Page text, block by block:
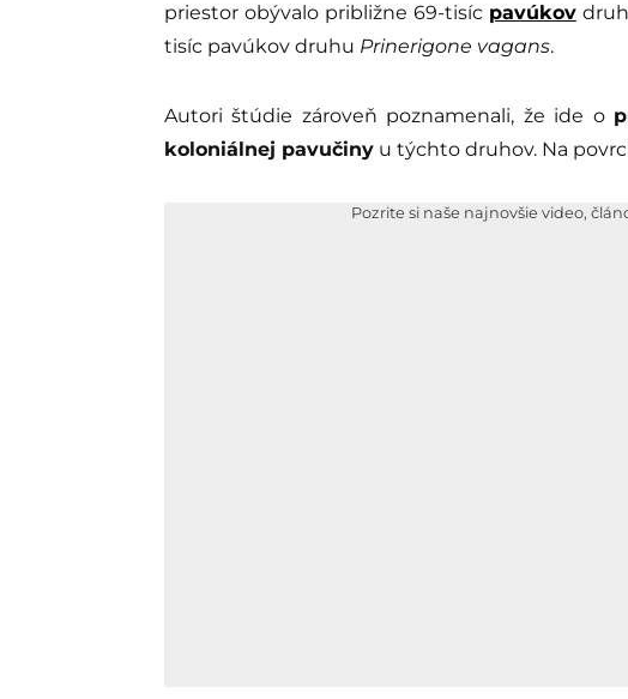
priestor obývalo približne 69-tisíc pavúkov
tisíc pavúkov druhu Prinerigone vagans.
Autori štúdie zároveň poznamenali, že ide o
koloniálnej pavučiny u týchto druhov. Na
Pozrite si naše najnovšie video,